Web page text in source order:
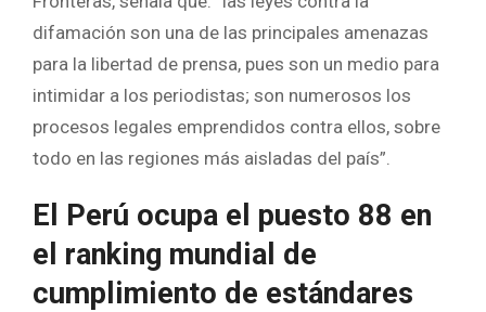
difamación son una de las principales amenazas
para la libertad de prensa, pues son un medio para
intimidar a los periodistas; son numerosos los
procesos legales emprendidos contra ellos, sobre
todo en las regiones más aisladas del país”.
El Perú ocupa el puesto 88 en
el ranking mundial de
cumplimiento de estándares